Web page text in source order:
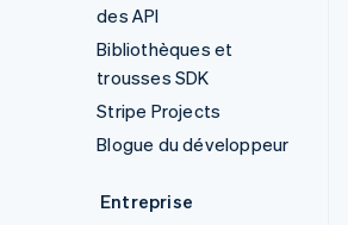
des API
Bibliothèques et
trousses SDK
Stripe Projects
Blogue du développeur
Entreprise